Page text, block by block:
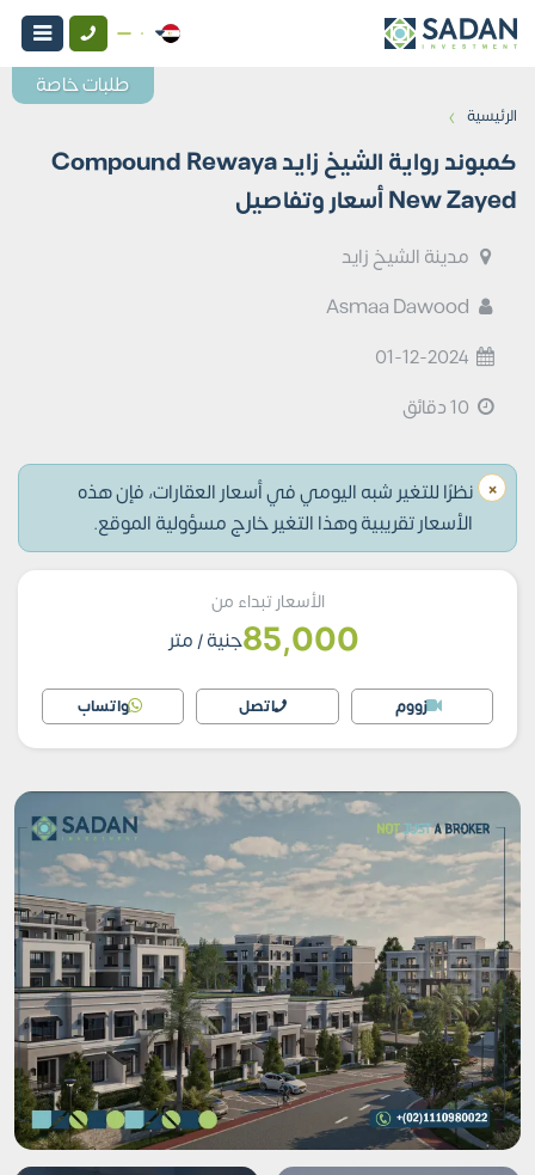
الرئيسية ›
كمبوند رواية الشيخ زايد Compound Rewaya
New Zayed أسعار وتفاصيل
مدينة الشيخ زايد
01-12-2024
× نظرًا للتغير شبه اليومي في أسعار العقارات، فإن هذه
الأسعار تقريبية وهذا التغير خارج مسؤولية الموقع.
الأسعار تبداء من
85,000جنية/ متر
زووم اتصل واتساب
طلبات خاصة